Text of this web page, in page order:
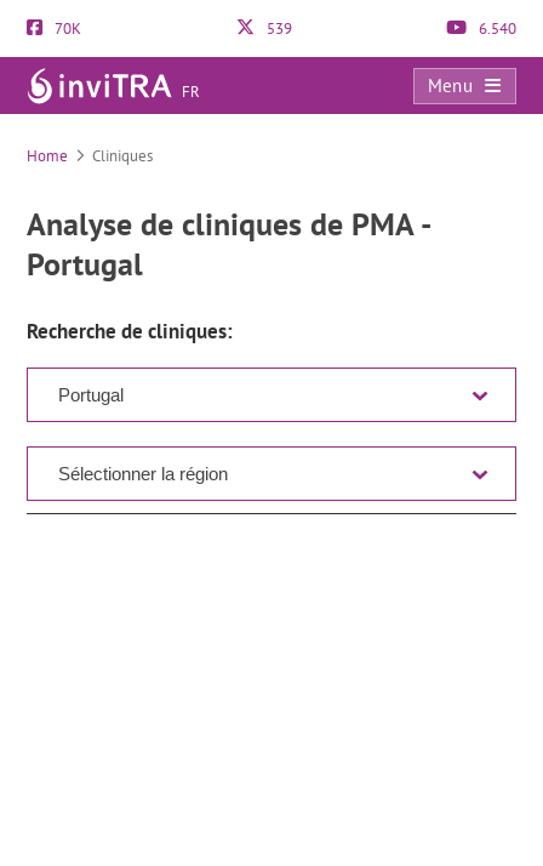
70K 539 6.540
FR
Menu
Liste des cliniques
Home Cliniques
Analyse de cliniques de PMA -
Portugal
Recherche de cliniques: